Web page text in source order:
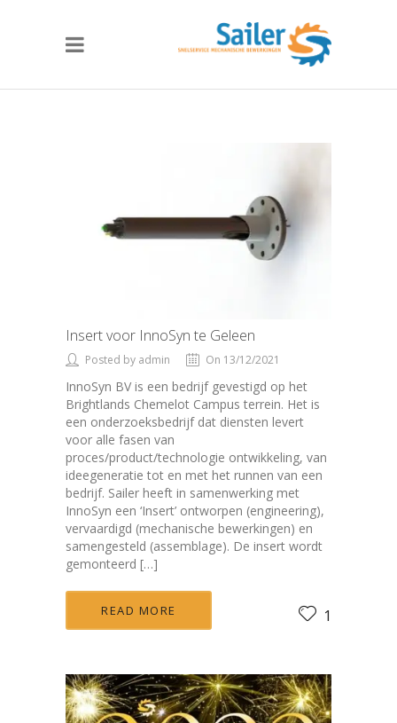
Insert voor InnoSyn te Geleen
Posted by admin On 13/12/2021
InnoSyn BV is een bedrijf gevestigd op het
Brightlands Chemelot Campus terrein. Het is
een onderzoeksbedrijf dat diensten levert
voor alle fasen van
proces/product/technologie ontwikkeling, van
ideegeneratie tot en met het runnen van een
bedrijf. Sailer heeft in samenwerking met
InnoSyn een ‘Insert’ ontworpen (engineering),
vervaardigd (mechanische bewerkingen) en
samengesteld (assemblage). De insert wordt
gemonteerd […]
READ MORE 1